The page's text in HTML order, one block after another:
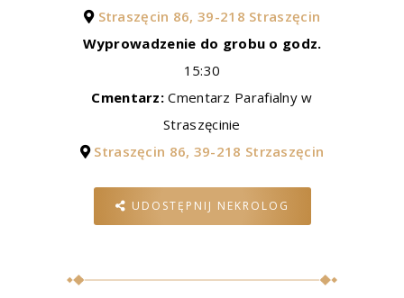
Straszęcin 86, 39-218 Straszęcin
Wyprowadzenie do grobu o godz.
15:30
Cmentarz: Cmentarz Parafialny w
Straszęcinie
Straszęcin 86, 39-218 Strzaszęcin
UDOSTĘPNIJ NEKROLOG